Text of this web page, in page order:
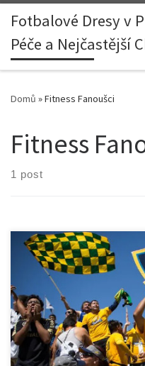
Skip to content
Fotbalové Dresy v
Péče a Nejčastější
Domů »Fitness Fanoušci
Fitness
1 post
1. Úvod: Od fandění k
na své začátky jako fanoušek
povalování před televizí než
gauči, fandit a sledovat
přišel moment, kdy jsem si